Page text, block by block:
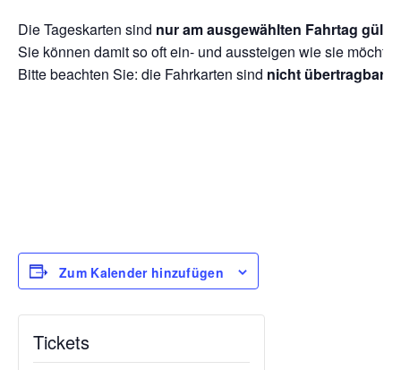
Die Tageskarten sind nur am ausgewählten Fahrtag
Sie können damit so oft ein- und aussteigen wie sie
Bitte beachten Sie: die Fahrkarten sind nicht übertragbar
Zum Kalender hinzufügen
Tickets